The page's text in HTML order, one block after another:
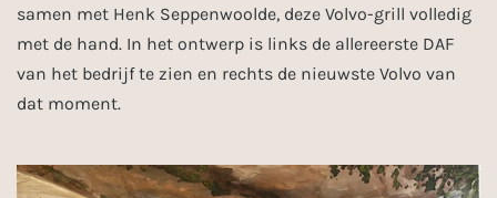
samen met Henk Seppenwoolde, deze Volvo-grill volledig
met de hand. In het ontwerp is links de allereerste DAF
van het bedrijf te zien en rechts de nieuwste Volvo van
dat moment.